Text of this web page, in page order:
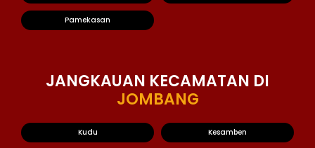
Pamekasan
JANGKAUAN KECAMATAN DI
JOMBANG
Kudu Kesamben